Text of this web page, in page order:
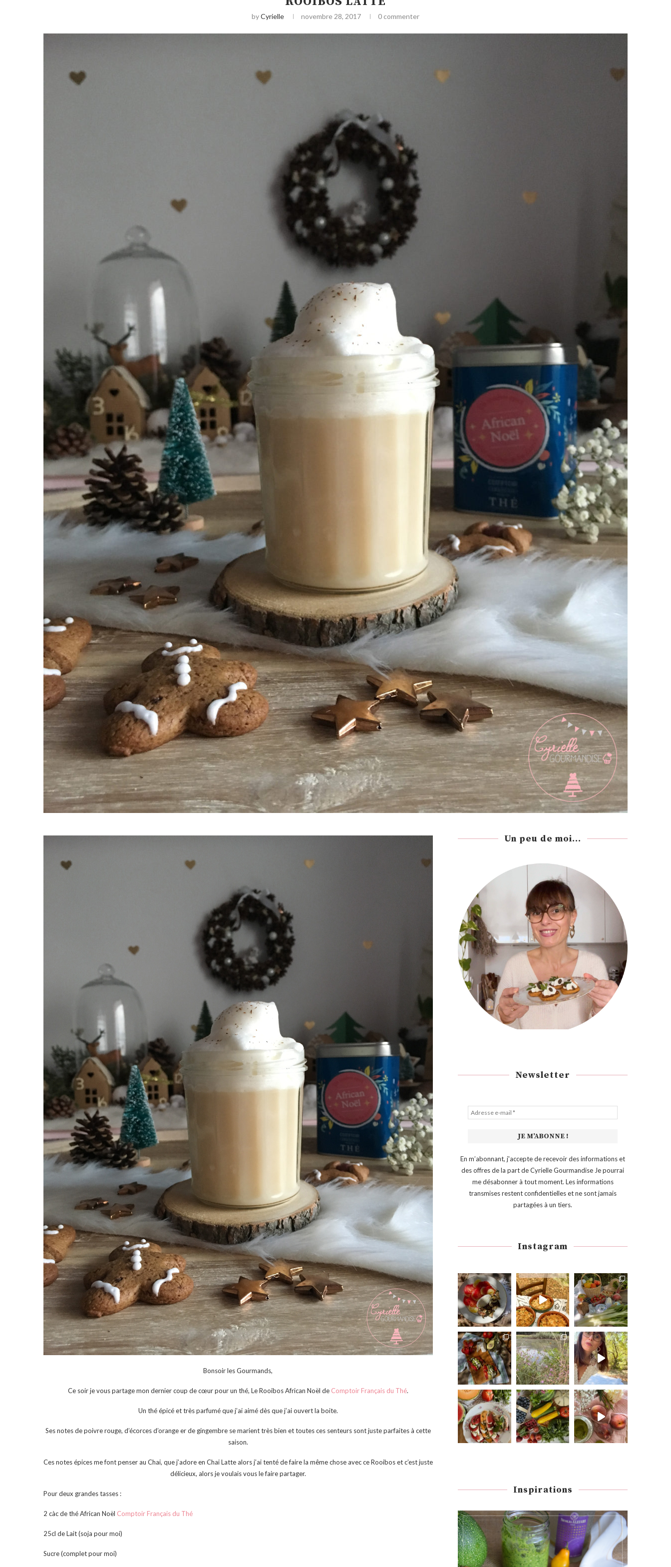
byCyrielle novembre 28, 2017 0 commenter
Bonsoir les Gourmands,
Ce soir je vous partage mon dernier coup de cœur pour un thé, Le Rooibos African Noël de Comptoir Français du Thé.
Un thé épicé et très parfumé que j’ai aimé dès que j’ai ouvert la boite.
Ses notes de poivre rouge, d’écorces d’orange er de gingembre se marient très bien et toutes ces senteurs sont juste parfaites à cette
saison.
Ces notes épices me font penser au Chai, que j’adore en Chai Latte alors j’ai tenté de faire la même chose avec ce Rooibos et c’est juste
délicieux, alors je voulais vous le faire partager.
Pour deux grandes tasses :
2 càc de thé African Noël Comptoir Français du Thé
25cl de Lait (soja pour moi)
Sucre (complet pour moi)
Un peu de moi...
Newsletter
En m’abonnant, j'accepte de recevoir des informations et
des offres de la part de Cyrielle Gourmandise Je pourrai
me désabonner à tout moment. Les informations
transmises restent confidentielles et ne sont jamais
partagées à un tiers.
Instagram
Inspirations